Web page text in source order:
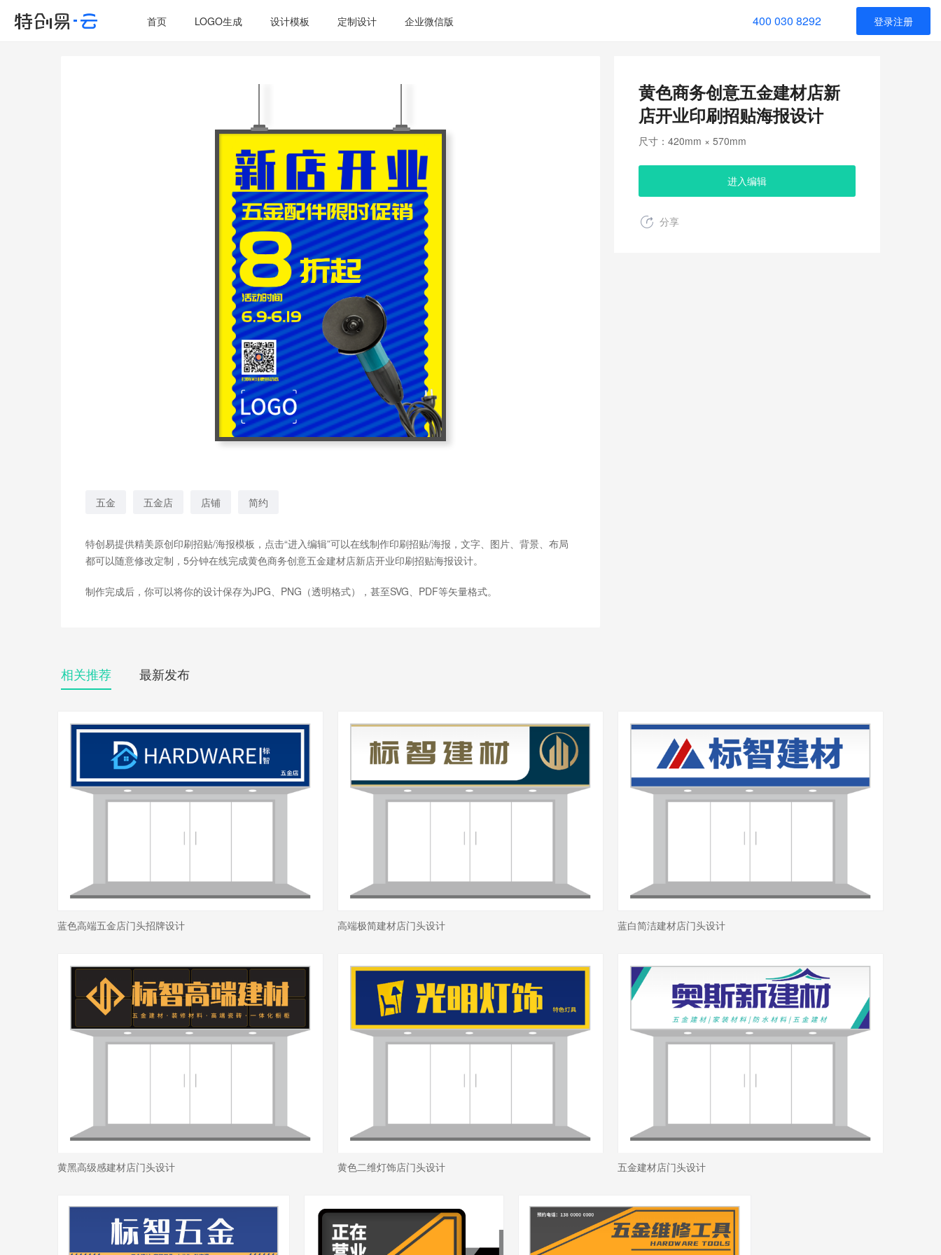
首页 LOGO生成 设计模板 定制设计 企业微信版 登录注册
400 030 8292
五金 五金店 店铺 简约
特创易提供精美原创印刷招贴/海报模板，点击“进入编辑”可以在线制作印刷招贴/海报，文字、图片、背景、布局
都可以随意修改定制，5分钟在线完成黄色商务创意五金建材店新店开业印刷招贴海报设计。
制作完成后，你可以将你的设计保存为JPG、PNG（透明格式），甚至SVG、PDF等矢量格式。
黄色商务创意五金建材店新
店开业印刷招贴海报设计
尺寸：420mm × 570mm
进入编辑
分享
相关推荐 最新发布
蓝色高端五金店门头招牌设计 高端极简建材店门头设计 蓝白简洁建材店门头设计
黄黑高级感建材店门头设计 黄色二维灯饰店门头设计 五金建材店门头设计